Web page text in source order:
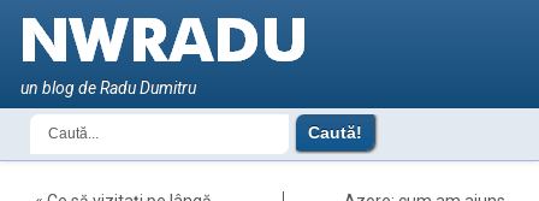
un blog de Radu Dumitru